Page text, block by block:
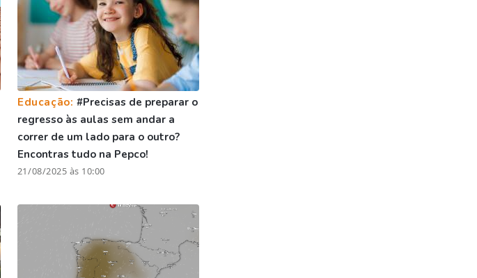
Educação:#Precisas de preparar o
regresso às aulas sem andar a
correr de um lado para o outro?
Encontras tudo na Pepco!
21/08/2025 às 10:00